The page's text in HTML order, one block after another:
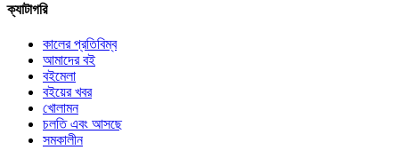
ক্যাটাগরি
কালের প্রতিবিম্ব
আমাদের বই
বইমেলা
বইয়ের খবর
খোলামন
চলতি এবং আসছে
সমকালীন